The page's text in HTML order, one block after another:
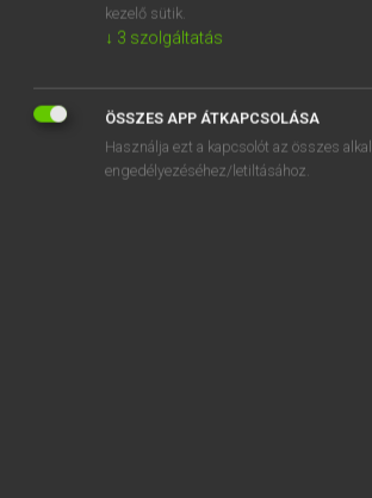
SZOTAR.NET APPLIKÁCIÓ
ONLINE NYELVVIZSGA
kezelő sütik.
↓ 3 szolgáltatás
ÖSSZES APP ÁTKAPCSOLÁSA
Használja ezt a kapcsolót az összes
engedélyezéséhez/letiltásához.